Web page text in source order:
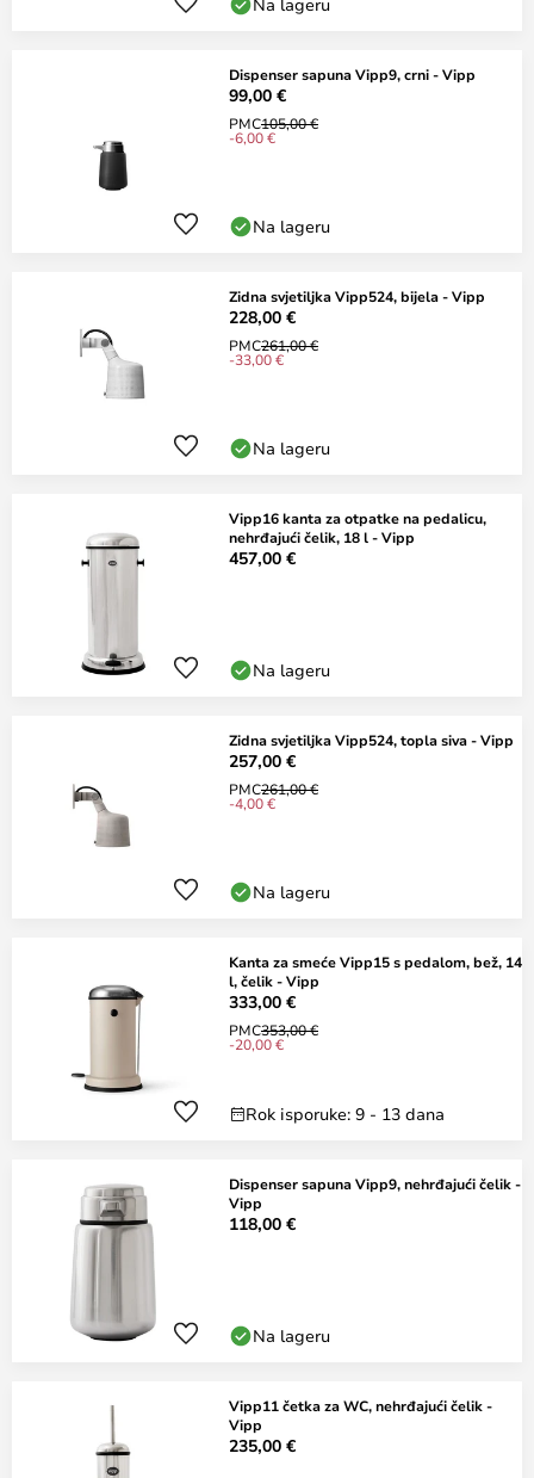
Dispenser sapuna Vipp9, crni - Vipp
99,00 €
PMC105,00 €
-6,00 €
Na lageru
Zidna svjetiljka Vipp524, bijela - Vipp
228,00 €
PMC261,00 €
-33,00 €
Na lageru
Vipp16 kanta za otpatke na pedalicu,
nehrđajući čelik, 18 l - Vipp
457,00 €
Na lageru
Zidna svjetiljka Vipp524, topla siva - Vipp
257,00 €
PMC261,00 €
-4,00 €
Na lageru
Kanta za smeće Vipp15 s pedalom, bež, 14
l, čelik - Vipp
333,00 €
PMC353,00 €
-20,00 €
Rok isporuke: 9 - 13 dana
Dispenser sapuna Vipp9, nehrđajući čelik -
Vipp
118,00 €
Na lageru
Vipp11 četka za WC, nehrđajući čelik -
Vipp
235,00 €